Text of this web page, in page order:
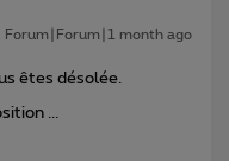
Forum|Forum|1 month ago
êtes désolée.
...